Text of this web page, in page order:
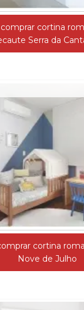
cortina
Serra da
cortina
Nove de Julho